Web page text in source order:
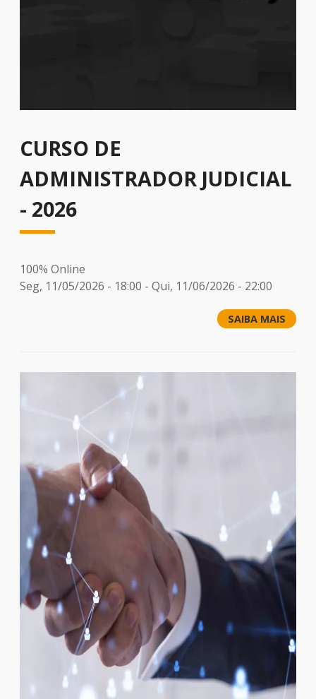
CURSO DE
ADMINISTRADOR JUDICIAL
- 2026
100% Online
Seg, 11/05/2026 - 18:00 - Qui, 11/06/2026 - 22:00
SAIBA MAIS